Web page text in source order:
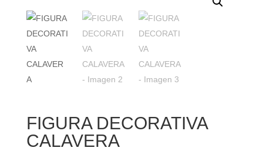
FIGURA DECORATIVA
CALAVERA